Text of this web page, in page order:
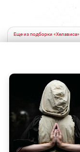
Еще из подборки «Хелависа»